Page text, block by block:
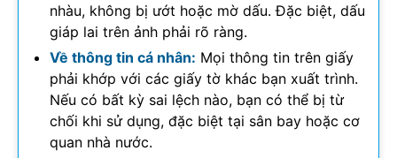
nhàu, không bị ướt hoặc mờ dấu. Đặc biệt, dấu
giáp lai trên ảnh phải rõ ràng.
Về thông tin cá nhân: Mọi thông tin trên giấy
phải khớp với các giấy tờ khác bạn xuất trình.
Nếu có bất kỳ sai lệch nào, bạn có thể bị từ
chối khi sử dụng, đặc biệt tại sân bay hoặc cơ
quan nhà nước.